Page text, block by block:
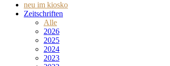
neu im kiosko
Zeitschriften
Alle
2026
2025
2024
2023